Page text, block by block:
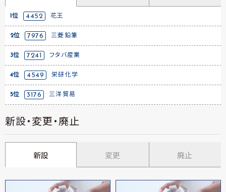
1位 4452 花王
2位 7976 三菱鉛筆
3位 7241 フタバ産業
4位 4549 栄研化学
5位 3176 三洋貿易
新設・変更・廃止
新設 変更 廃止